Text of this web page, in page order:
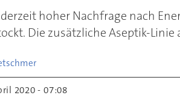
hoher Nachfrage nach
Die zusätzliche Aseptik-
2020 - 07:08